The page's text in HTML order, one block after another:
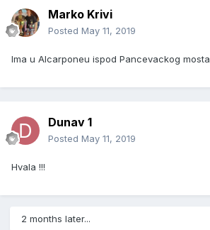
Marko Krivi
Posted May 11, 2019
Ima u Alcarponeu ispod Pancevackog mosta
Dunav 1
Posted May 11, 2019
Hvala !!!
2 months later...